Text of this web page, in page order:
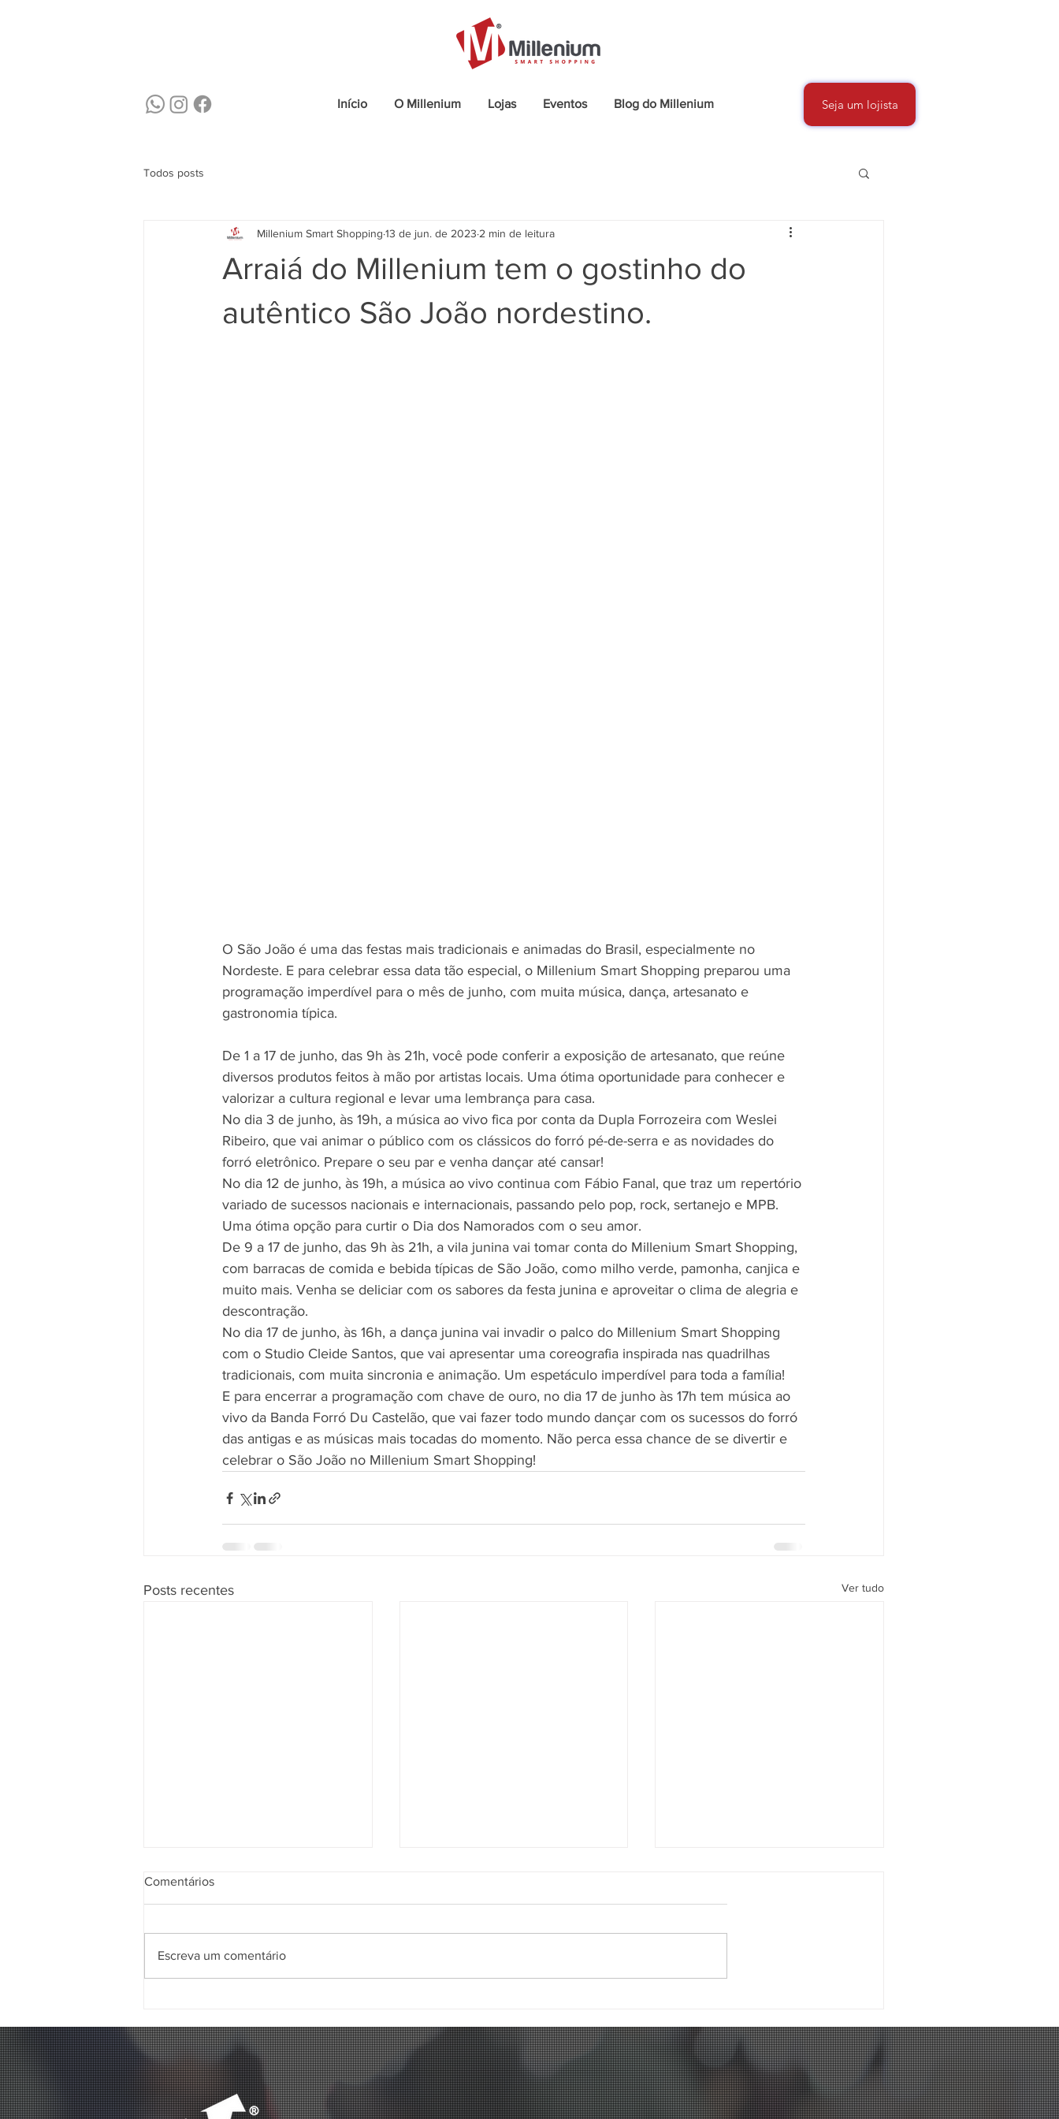
Início O Millenium Lojas Eventos Blog do Millenium Seja um lojista
Todos posts
Arraiá do Millenium tem o gostinho do
autêntico São João nordestino.
Millenium Smart Shopping 13 de jun. de 2023 2 min de leitura
O São João é uma das festas mais tradicionais e animadas do Brasil, especialmente no
Nordeste. E para celebrar essa data tão especial, o Millenium Smart Shopping preparou uma
programação imperdível para o mês de junho, com muita música, dança, artesanato e
gastronomia típica.
De 1 a 17 de junho, das 9h às 21h, você pode conferir a exposição de artesanato, que reúne
diversos produtos feitos à mão por artistas locais. Uma ótima oportunidade para conhecer e
valorizar a cultura regional e levar uma lembrança para casa.
No dia 3 de junho, às 19h, a música ao vivo fica por conta da Dupla Forrozeira com Weslei
Ribeiro, que vai animar o público com os clássicos do forró pé-de-serra e as novidades do
forró eletrônico. Prepare o seu par e venha dançar até cansar!
No dia 12 de junho, às 19h, a música ao vivo continua com Fábio Fanal, que traz um repertório
variado de sucessos nacionais e internacionais, passando pelo pop, rock, sertanejo e MPB.
Uma ótima opção para curtir o Dia dos Namorados com o seu amor.
De 9 a 17 de junho, das 9h às 21h, a vila junina vai tomar conta do Millenium Smart Shopping,
com barracas de comida e bebida típicas de São João, como milho verde, pamonha, canjica e
muito mais. Venha se deliciar com os sabores da festa junina e aproveitar o clima de alegria e
descontração.
No dia 17 de junho, às 16h, a dança junina vai invadir o palco do Millenium Smart Shopping
com o Studio Cleide Santos, que vai apresentar uma coreografia inspirada nas quadrilhas
tradicionais, com muita sincronia e animação. Um espetáculo imperdível para toda a família!
E para encerrar a programação com chave de ouro, no dia 17 de junho às 17h tem música ao
vivo da Banda Forró Du Castelão, que vai fazer todo mundo dançar com os sucessos do forró
das antigas e as músicas mais tocadas do momento. Não perca essa chance de se divertir e
celebrar o São João no Millenium Smart Shopping!
Posts recentes Ver tudo
Millenium!
Famílias de Feira.
programação especial que
chegou com o tema Natal dos
Pres
Volta às Aulas!
Comentários
Escreva um comentário